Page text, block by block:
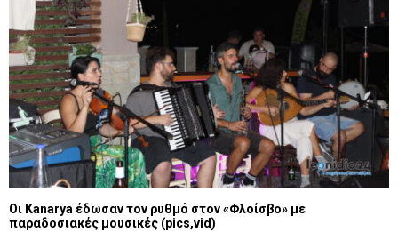
Οι Kanarya έδωσαν τον ρυθμό στον «Φλοίσβο» με
παραδοσιακές μουσικές (pics,vid)